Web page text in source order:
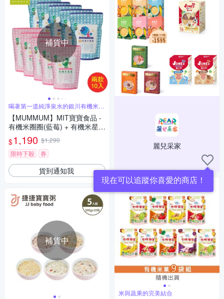
補貨中
喝著第一道純淨泉水的銀川有機米製
作
【MUMMUM】MIT寶寶食品 -
有機米圈圈(藍莓) + 有機米星星
(綜合穀粒) 5+5 包組
$1,190 $1,290
限時下殺
券
貨到通知我
補貨中
麗兒采家
現在可以追蹤你喜愛的商店！
米與蔬果的完美結合